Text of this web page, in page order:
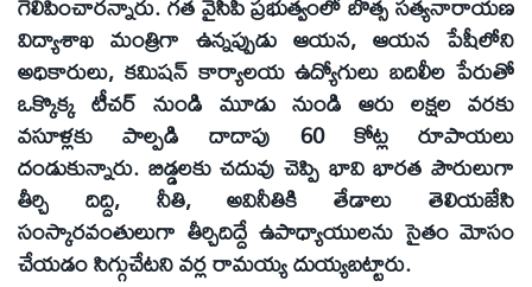
విద్యాశాఖ మంత్రిగా ఉన్నప్పుడు ఆయన, ఆయన పేషీలోని
అధికారులు, కమిషన్‌ కార్యాలయ ఉద్యోగులు బదిలీల పేరుతో
ఒక్కొక్క టీచర్‌ నుండి మూడు నుండి ఆరు లక్షల వరకు
వసూళ్లకు పాల్పడి దాదాపు 60 కోట్ల రూపాయలు
దండుకున్నారు. బిడ్డలకు చదువు చెప్పి భావి భారత పౌరులుగా
తీర్చి దిద్ది, నీతి, అవినీతికి తేడాలు తెలియజేసి
సంస్కారవంతులుగా తీర్చిదిద్దే ఉపాధ్యాయులను సైతం మోసం
చేయడం సిగ్గుచేటని వర్ల రామయ్య దుయ్యబట్టారు.